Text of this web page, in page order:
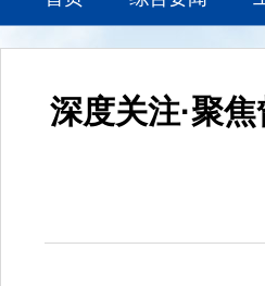
深度关注·聚